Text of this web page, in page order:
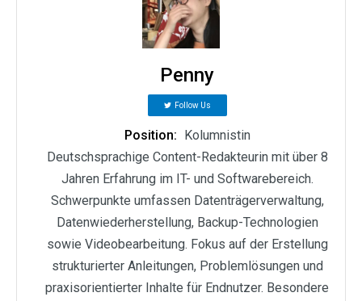
Penny
Follow Us
Position: Kolumnistin
Deutschsprachige Content-Redakteurin mit über 8
Jahren Erfahrung im IT- und Softwarebereich.
Schwerpunkte umfassen Datenträgerverwaltung,
Datenwiederherstellung, Backup-Technologien
sowie Videobearbeitung. Fokus auf der Erstellung
strukturierter Anleitungen, Problemlösungen und
praxisorientierter Inhalte für Endnutzer. Besondere